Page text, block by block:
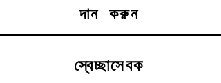
দান করুন
স্বেচ্ছাসেবক